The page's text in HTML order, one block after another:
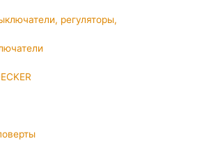
регуляторы,